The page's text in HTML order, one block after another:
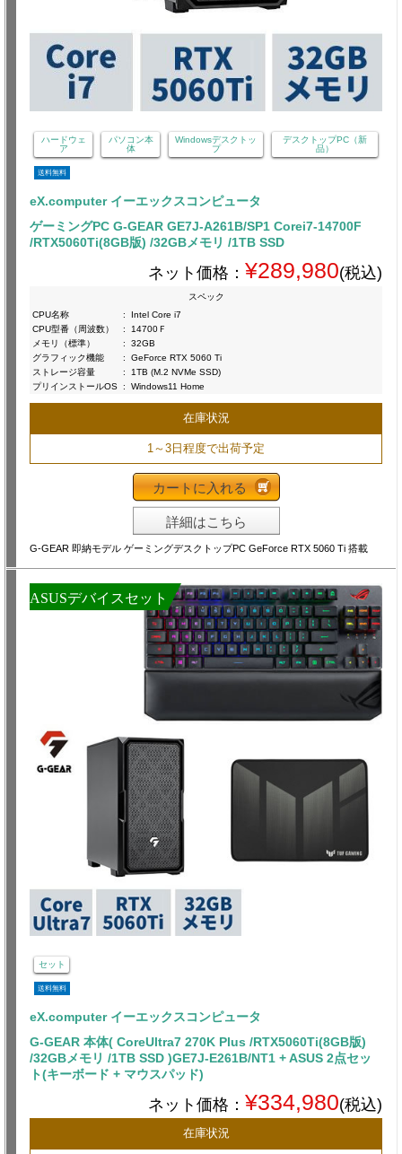
ハードウェ
ア
パソコン本
体
Windowsデスクトッ
プ
デスクトップPC（新
品）
送料無料
eX.computer イーエックスコンピュータ
ゲーミングPC G-GEAR GE7J-A261B/SP1 Corei7-14700F
/RTX5060Ti(8GB版) /32GBメモリ /1TB SSD
ネット価格： ¥289,980(税込)
スペック
CPU名称
:
Intel Core i7
CPU型番（周波数）
:
14700Ｆ
メモリ（標準）
:
32GB
グラフィック機能
:
GeForce RTX 5060 Ti
ストレージ容量
:
1TB (M.2 NVMe SSD)
プリインストールOS : Windows11 Home
在庫状況
1～3日程度で出荷予定
カートに入れる
詳細はこちら
G-GEAR 即納モデル ゲーミングデスクトップPC GeForce RTX 5060 Ti 搭載
ASUSデバイスセット
セット
送料無料
eX.computer イーエックスコンピュータ
G-GEAR 本体( CoreUltra7 270K Plus /RTX5060Ti(8GB版)
/32GBメモリ /1TB SSD )GE7J-E261B/NT1 + ASUS 2点セッ
ト(キーボード + マウスパッド)
ネット価格： ¥334,980(税込)
在庫状況